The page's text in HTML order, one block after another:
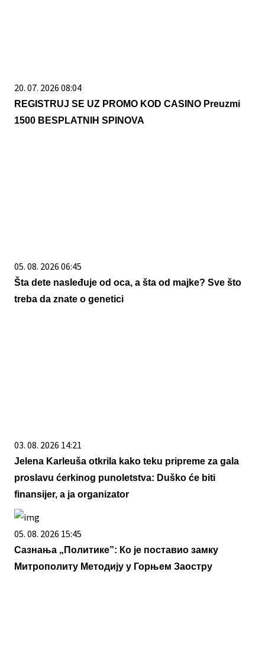
20. 07. 2026 08:04
REGISTRUJ SE UZ PROMO KOD CASINO Preuzmi
1500 BESPLATNIH SPINOVA
05. 08. 2026 06:45
Šta dete nasleđuje od oca, a šta od majke? Sve što
treba da znate o genetici
03. 08. 2026 14:21
Jelena Karleuša otkrila kako teku pripreme za gala
proslavu ćerkinog punoletstva: Duško će biti
finansijer, a ja organizator
05. 08. 2026 15:45
Сазнања „Политике”: Ко је поставио замку
Митрополиту Методију у Горњем Заостру